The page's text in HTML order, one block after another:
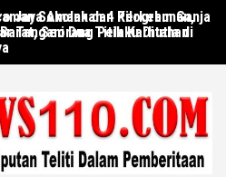
Jaya Amankan 4 Kilogram Ganja
Seorang Pelaku Ditahan
Sekolah dan Perkebunan,
Tangani Dua Titik Karhutla di